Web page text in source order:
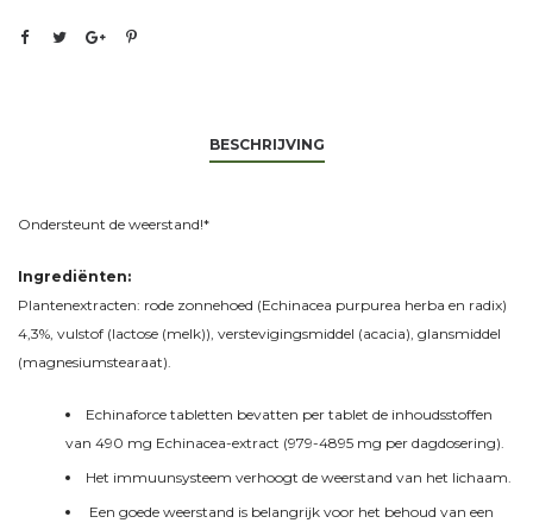
BESCHRIJVING
Ondersteunt de weerstand!*
Ingrediënten:
Plantenextracten: rode zonnehoed (Echinacea purpurea herba en radix)
4,3%, vulstof (lactose (melk)), verstevigingsmiddel (acacia), glansmiddel
(magnesiumstearaat).
Echinaforce tabletten bevatten per tablet de inhoudsstoffen
van 490 mg Echinacea-extract (979-4895 mg per dagdosering).
Het immuunsysteem verhoogt de weerstand van het lichaam.
Een goede weerstand is belangrijk voor het behoud van een